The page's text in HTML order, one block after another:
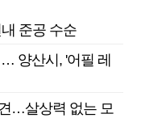
준공 수순
양산시, '어필 레
…살상력 없는 모